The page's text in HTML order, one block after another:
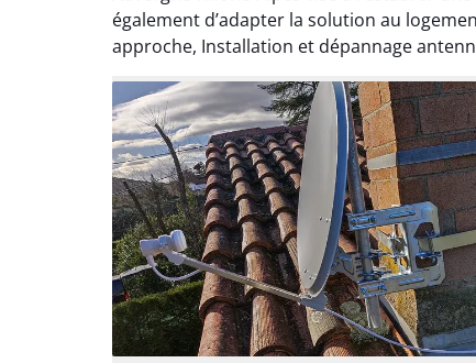
également d’adapter la solution au
approche, Installation et dépannage